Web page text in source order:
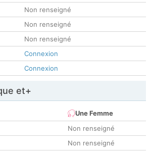
Non renseigné
Non renseigné
Non renseigné
Connexion
Connexion
et+
Une Femme
Non renseigné
Non renseigné